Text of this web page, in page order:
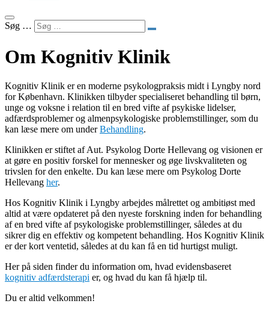
Søg …
Om Kognitiv Klinik
Kognitiv Klinik er en moderne psykologpraksis midt i Lyngby nord
for København. Klinikken tilbyder specialiseret behandling til børn,
unge og voksne i relation til en bred vifte af psykiske lidelser,
adfærdsproblemer og almenpsykologiske problemstillinger, som du
kan læse mere om underBehandling.
Klinikken er stiftet af Aut. Psykolog Dorte Hellevang og visionen er
at gøre en positiv forskel for mennesker og øge livskvaliteten og
trivslen for den enkelte. Du kan læse mere om Psykolog Dorte
Hellevang her.
Hos Kognitiv Klinik i Lyngby arbejdes målrettet og ambitiøst med
altid at være opdateret på den nyeste forskning inden for behandling
af en bred vifte af psykologiske problemstillinger, således at du
sikrer dig en effektiv og kompetent behandling. Hos Kognitiv Klinik
er der kort ventetid, således at du kan få en tid hurtigst muligt.
Her på siden finder du information om, hvad evidensbaseret
kognitiv adfærdsterapi er, og hvad du kan få hjælp til.
Du er altid velkommen!